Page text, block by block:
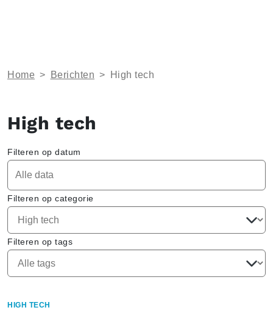
Home > Berichten > High tech
High tech
Filteren op datum
Filteren op categorie
Filteren op tags
HIGH TECH